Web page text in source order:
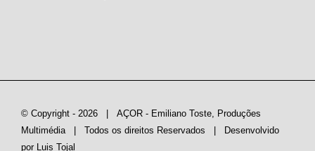
© Copyright - 2026 | AÇOR - Emiliano Toste, Produções
Multimédia| Todos os direitos Reservados | Desenvolvido
por Luis Tojal